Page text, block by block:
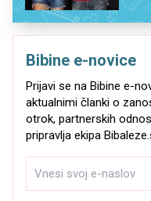
Bibine e-novice
Prijavi se na Bibine e-
aktualnimi članki o
otrok, partnerskih
pripravlja ekipa